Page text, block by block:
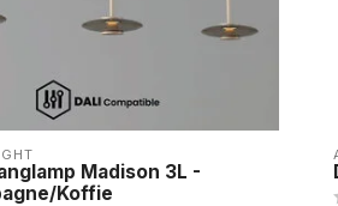
Madison 3L -
Koffie